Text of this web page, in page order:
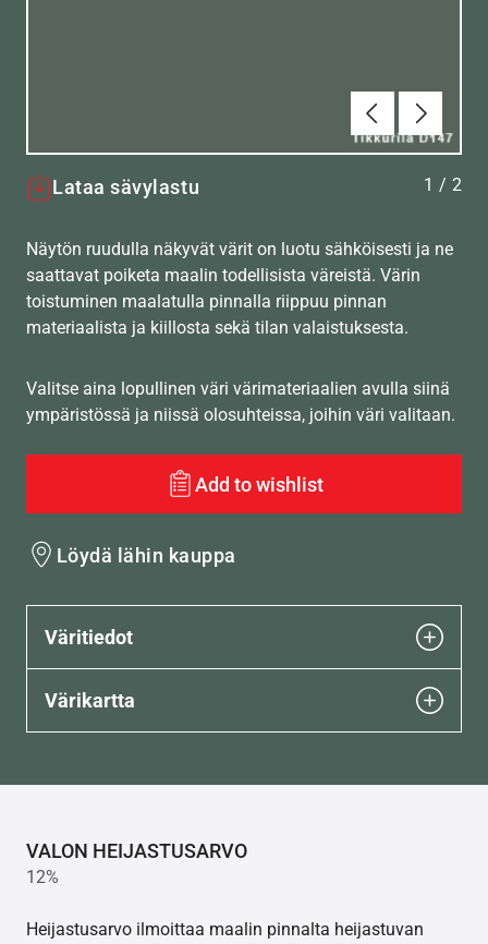
Edellinen
Lataa sävylastu 1 / 2
Näytön ruudulla näkyvät värit on luotu sähköisesti ja ne
saattavat poiketa maalin todellisista väreistä. Värin
toistuminen maalatulla pinnalla riippuu pinnan
materiaalista ja kiillosta sekä tilan valaistuksesta.
Valitse aina lopullinen väri värimateriaalien avulla siinä
ympäristössä ja niissä olosuhteissa, joihin väri valitaan.
Add to wishlist
Löydä lähin kauppa
Väritiedot
Värikartta
VALON HEIJASTUSARVO
12%
Heijastusarvo ilmoittaa maalin pinnalta heijastuvan